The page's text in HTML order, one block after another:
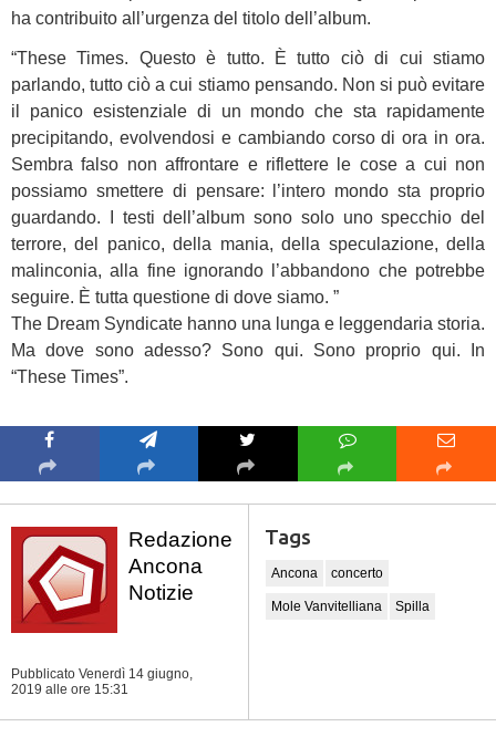
ha contribuito all’urgenza del titolo dell’album.
“These Times. Questo è tutto. È tutto ciò di cui stiamo
parlando, tutto ciò a cui stiamo pensando. Non si può evitare
il panico esistenziale di un mondo che sta rapidamente
precipitando, evolvendosi e cambiando corso di ora in ora.
Sembra falso non affrontare e riflettere le cose a cui non
possiamo smettere di pensare: l’intero mondo sta proprio
guardando. I testi dell’album sono solo uno specchio del
terrore, del panico, della mania, della speculazione, della
malinconia, alla fine ignorando l’abbandono che potrebbe
seguire. È tutta questione di dove siamo. ”
The Dream Syndicate hanno una lunga e leggendaria storia.
Ma dove sono adesso? Sono qui. Sono proprio qui. In
“These Times”.
Redazione
Ancona
Notizie
Pubblicato Venerdì 14 giugno,
2019 alle ore 15:31
Tags
Ancona concerto
Mole Vanvitelliana Spilla